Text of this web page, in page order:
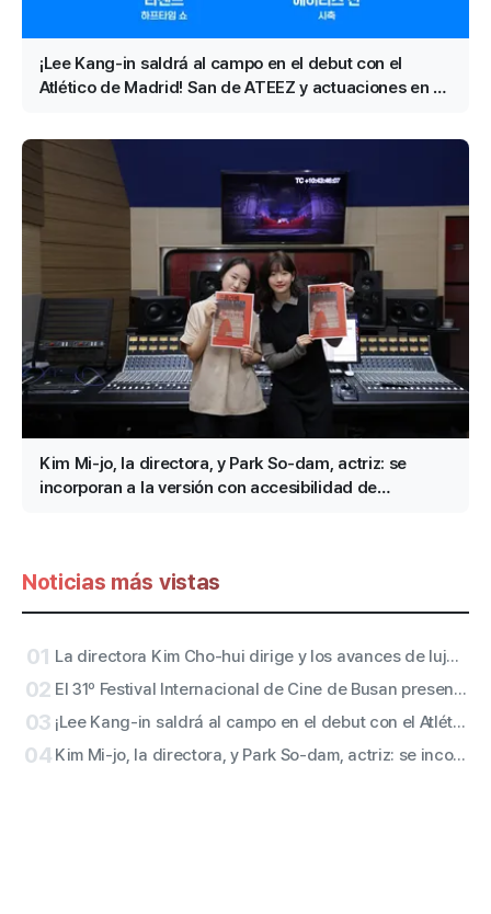
¡Lee Kang-in saldrá al campo en el debut con el
Atlético de Madrid! San de ATEEZ y actuaciones en el
Kim Mi-jo, la directora, y Park So-dam, actriz: se
incorporan a la versión con accesibilidad de
Noticias más vistas
01 La directora Kim Cho-hui dirige y los avances de lujo de Kang Mal-geum, Jang Hang-jun y la guionista Kim Eun-hee: los protagonistas son
02 El 31º Festival Internacional de Cine de Busan presenta de forma inmediata el póster oficial con el motivo «Grupos» (群像)
03 ¡Lee Kang-in saldrá al campo en el debut con el Atlético de Madrid! San de ATEEZ y actuaciones en el descanso de RESCENE confirmadas
04 Kim Mi-jo, la directora, y Park So-dam, actriz: se incorporan a la versión con accesibilidad de «Conclave»